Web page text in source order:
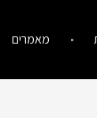
מאמרים